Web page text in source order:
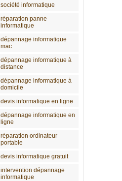
société informatique
réparation panne
informatique
dépannage informatique
mac
dépannage informatique à
distance
dépannage informatique à
domicile
devis informatique en ligne
dépannage informatique en
ligne
réparation ordinateur
portable
devis informatique gratuit
intervention dépannage
informatique